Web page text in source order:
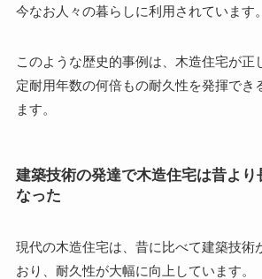
今なお人々の暮らしに利用されています。
このような歴史的事例は、木造住宅が正
定耐用年数の何倍もの耐久性を発揮でき
ます。
建築技術の発達で木造住宅は昔より
なった
現代の木造住宅は、昔に比べて建築技術
おり、耐久性が大幅に向上しています。